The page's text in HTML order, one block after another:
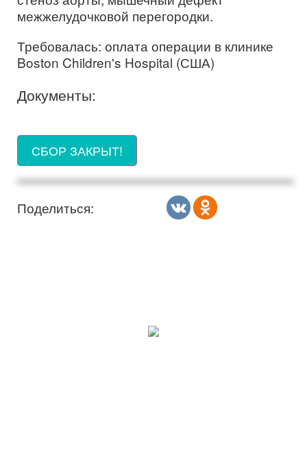
межжелудочковой перегородки.
Требовалась: оплата операции в клинике
Boston Children's Hospital (США)
Документы:
СБОР ЗАКРЫТ!
Поделиться: